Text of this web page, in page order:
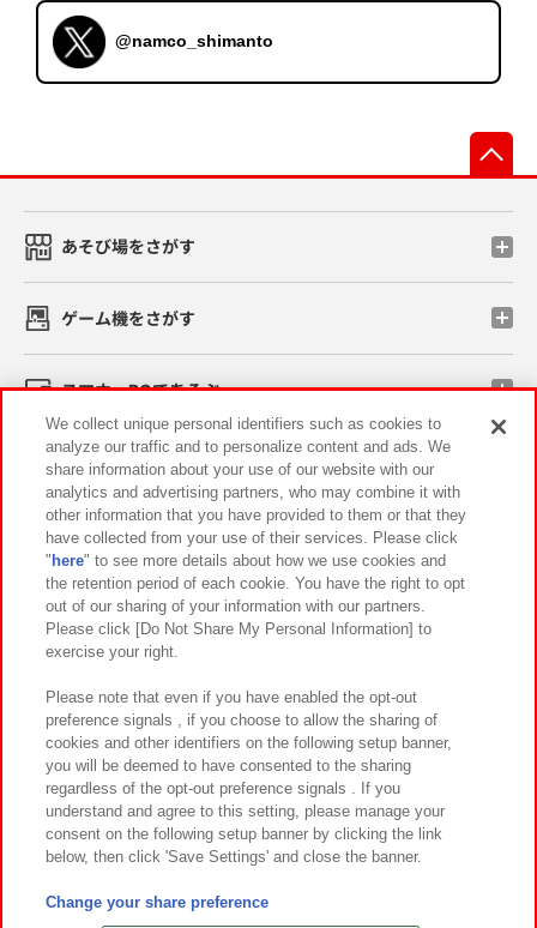
@namco_shimanto
あそび場をさがす
ゲーム機をさがす
スマホ・PCであそぶ
イベント・キャンペーン
関連会社 サステナビリティ サイトポリシー
プライバシーポリシー ウェブアクセシビリティ方針と検証結果
お取引先さまとともに
カスタマーハラスメント対応方針 よくあるご質問・お問い合わせ
©Bandai Namco Amusement Inc.
©Bandai Namco Amusement Lab Inc.
We collect unique personal identifiers such as cookies to
analyze our traffic and to personalize content and ads. We
share information about your use of our website with our
analytics and advertising partners, who may combine it with
other information that you have provided to them or that they
have collected from your use of their services. Please click
" here" to see more details about how we use cookies and
the retention period of each cookie. You have the right to opt
out of our sharing of your information with our partners.
Please click [Do Not Share My Personal Information] to
exercise your right.
Please note that even if you have enabled the opt-out
preference signals , if you choose to allow the sharing of
cookies and other identifiers on the following setup banner,
you will be deemed to have consented to the sharing
regardless of the opt-out preference signals . If you
understand and agree to this setting, please manage your
consent on the following setup banner by clicking the link
below, then click 'Save Settings' and close the banner.
Change your share preference